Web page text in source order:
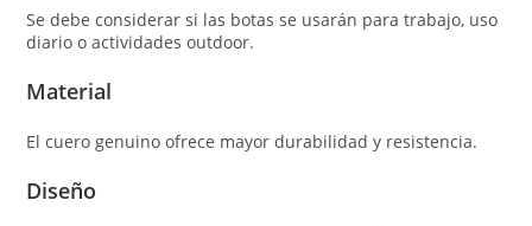
Se debe considerar si las botas se usarán para trabajo, uso
diario o actividades outdoor.
Material
El cuero genuino ofrece mayor durabilidad y resistencia.
Diseño